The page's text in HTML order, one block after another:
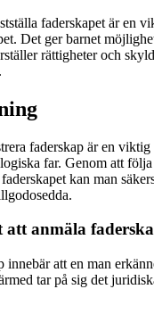
faderskapet är en
Det ger barnet
rättigheter och
faderskap är en viktig
far. Genom att
kan man
att anmäla
innebär att en man
tar på sig det